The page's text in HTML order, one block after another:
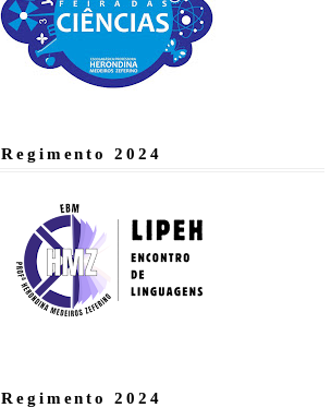
Regimento 2024
Regimento 2024